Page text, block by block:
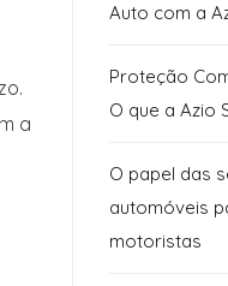
a
Auto com a
Proteção
O que a Azio
O papel das
automóveis
motoristas